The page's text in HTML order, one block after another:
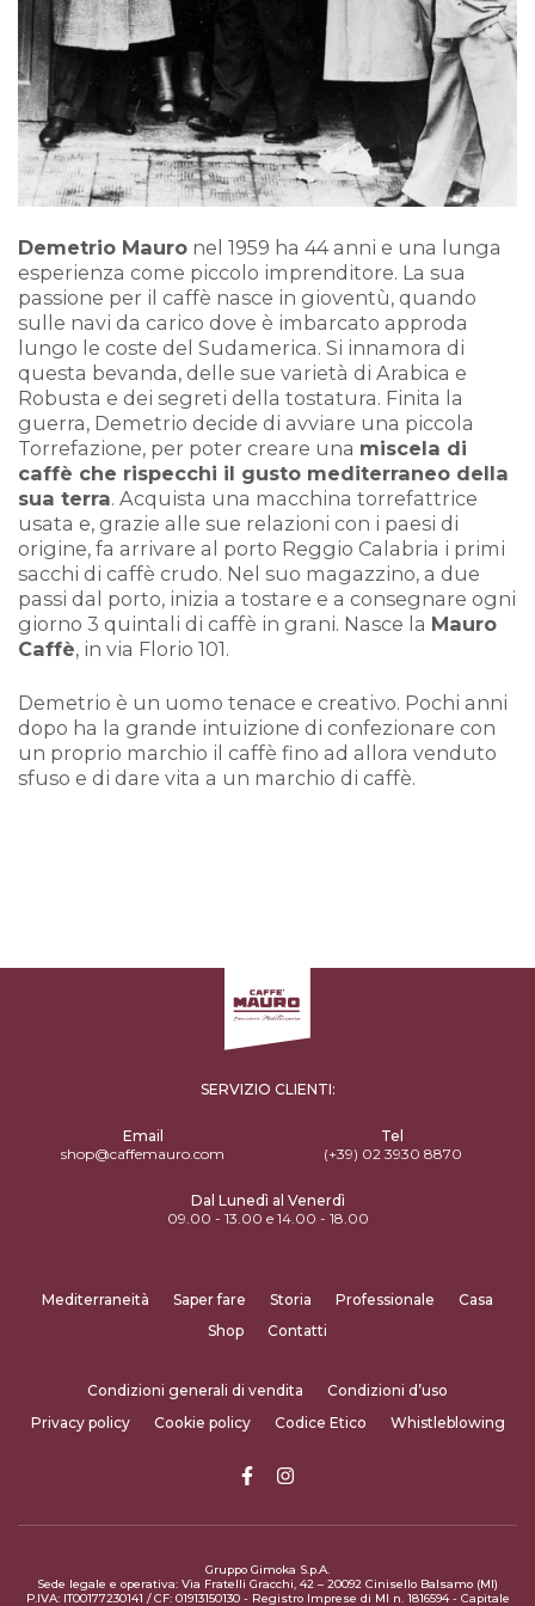
Demetrio Mauro nel 1959 ha 44 anni e una lunga
esperienza come piccolo imprenditore. La sua
passione per il caffè nasce in gioventù, quando
sulle navi da carico dove è imbarcato approda
lungo le coste del Sudamerica. Si innamora di
questa bevanda, delle sue varietà di Arabica e
Robusta e dei segreti della tostatura. Finita la
guerra, Demetrio decide di avviare una piccola
Torrefazione, per poter creare una miscela di
caffè che rispecchi il gusto mediterraneo della
sua terra. Acquista una macchina torrefattrice
usata e, grazie alle sue relazioni con i paesi di
origine, fa arrivare al porto Reggio Calabria i primi
sacchi di caffè crudo. Nel suo magazzino, a due
passi dal porto, inizia a tostare e a consegnare ogni
giorno 3 quintali di caffè in grani. Nasce la Mauro
Caffè, in via Florio 101.
Demetrio è un uomo tenace e creativo. Pochi anni
dopo ha la grande intuizione di confezionare con
un proprio marchio il caffè fino ad allora venduto
sfuso e di dare vita a un marchio di caffè.
SERVIZIO CLIENTI:
Email
shop@caffemauro.com
Tel
(+39) 02 3930 8870
Dal Lunedì al Venerdì
09.00 - 13.00 e 14.00 - 18.00
Mediterraneità Saper fare Storia Professionale
Casa
Shop
Contatti
Condizioni generali di vendita
Condizioni d’uso
Privacy policy
Cookie policy Codice Etico Whistleblowing
Gruppo Gimoka S.p.A.
Sede legale e operativa: Via Fratelli Gracchi, 42 – 20092 Cinisello Balsamo (MI)
P.IVA: IT00177230141 / CF: 01913150130 - Registro Imprese di MI n. 1816594 - Capitale